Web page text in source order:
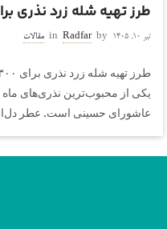
طرز تهیه شله زرد نذری برای ۳۰۰
تیر ۱۰, ۱۴۰۵ by
Radfar
in مقالات
یکی از محبوب‌ترین نذری‌های ماه
عاشورای حسینی است. عطر